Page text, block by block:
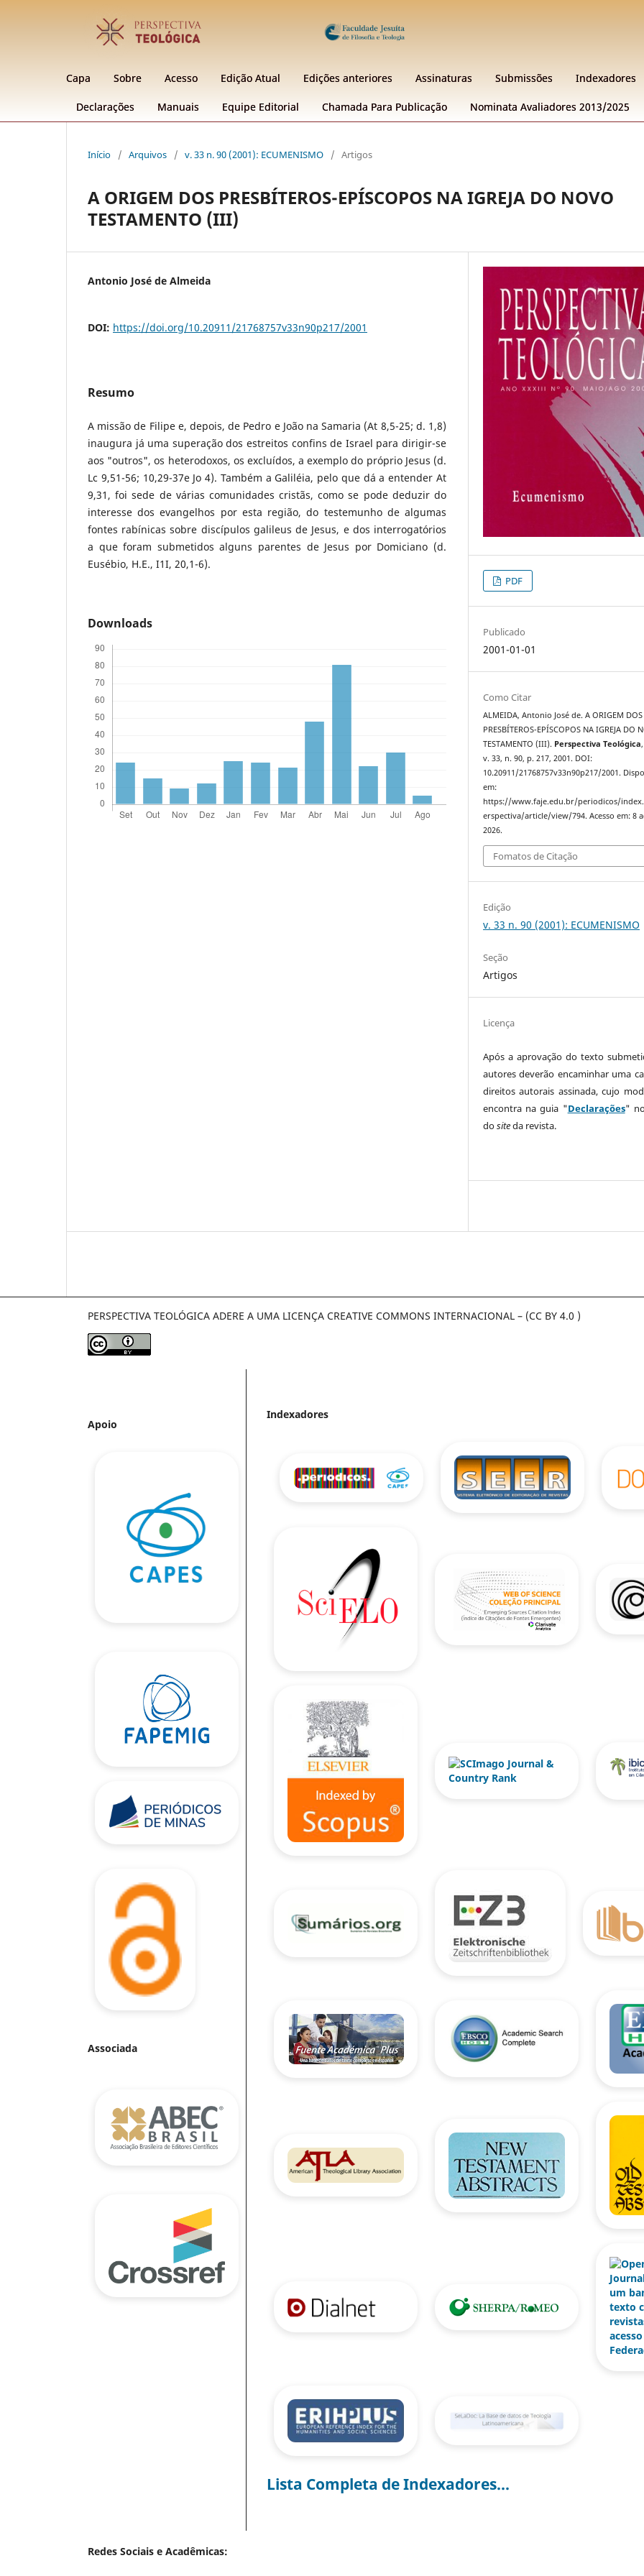
Capa Sobre Acesso Edição Atual Edições anteriores Assinaturas Submissões Indexadores
Declarações Manuais Equipe Editorial Chamada Para Publicação Nominata Avaliadores 2013/2025
Início / Arquivos / v. 33 n. 90 (2001): ECUMENISMO / Artigos
A ORIGEM DOS PRESBÍTEROS-EPÍSCOPOS NA IGREJA DO NOVO
TESTAMENTO (III)
Antonio José de Almeida
DOI: https://doi.org/10.20911/21768757v33n90p217/2001
Resumo
A missão de Filipe e, depois, de Pedro e João na Samaria (At 8,5-25; d. 1,8)
inaugura já uma superação dos estreitos confins de Israel para dirigir-se
aos "outros", os heterodoxos, os excluídos, a exemplo do próprio Jesus (d.
Lc 9,51-56; 10,29-37e Jo 4). Também a Galiléia, pelo que dá a entender At
9,31, foi sede de várias comunidades cristãs, como se pode deduzir do
interesse dos evangelhos por esta região, do testemunho de algumas
fontes rabínicas sobre discípulos galileus de Jesus, e dos interrogatórios
a que foram submetidos alguns parentes de Jesus por Domiciano (d.
Eusébio, H.E., I1I, 20,1-6).
Downloads
PDF
Publicado
2001-01-01
Como Citar
ALMEIDA, Antonio José de. A ORIGEM DOS
PRESBÍTEROS-EPÍSCOPOS NA IGREJA DO
TESTAMENTO (III). Perspectiva Teológica
v. 33, n. 90, p. 217, 2001. DOI:
10.20911/21768757v33n90p217/2001.
em:
https://www.faje.edu.br/periodicos/
erspectiva/article/view/794. Acesso em: 8
2026.
Fomatos de Citação
Edição
v. 33 n. 90 (2001): ECUMENISMO
Seção
Artigos
Licença
Após a aprovação do texto
autores deverão encaminhar uma
direitos autorais assinada, cujo
encontra na guia "Declarações"
dositeda revista.
PERSPECTIVA TEOLÓGICA ADERE A UMA LICENÇA CREATIVE COMMONS INTERNACIONAL – (CC BY 4.0 )
Apoio
Associada
Indexadores
Lista Completa de Indexadores...
Redes Sociais e Acadêmicas: